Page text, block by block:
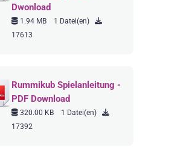
Dwonload
1.94 MB
1 Datei(en)
17613
Rummikub Spielanleitung -
PDF Download
320.00 KB
1 Datei(en)
17392